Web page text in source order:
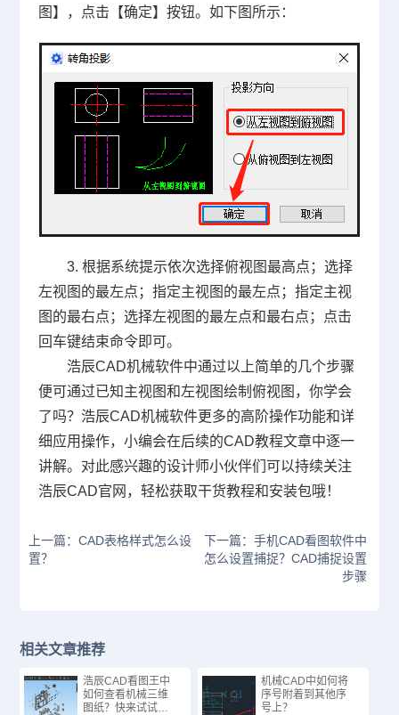
图】，点击【确定】按钮。如下图所示：
3. 根据系统提示依次选择俯视图最高点；选择
左视图的最左点；指定主视图的最左点；指定主视
图的最右点；选择左视图的最左点和最右点；点击
回车键结束命令即可。
浩辰CAD机械软件中通过以上简单的几个步骤
便可通过已知主视图和左视图绘制俯视图，你学会
了吗？浩辰CAD机械软件更多的高阶操作功能和详
细应用操作，小编会在后续的CAD教程文章中逐一
讲解。对此感兴趣的设计师小伙伴们可以持续关注
浩辰CAD官网 ，轻松获取干货教程和安装包哦！
上一篇：CAD表格样式怎么设
置？
下一篇：手机CAD看图软件中
怎么设置捕捉？CAD捕捉设置
步骤
相关文章推荐
浩辰CAD看图王中
如何查看机械三维
图纸？快来试试这
机械CAD中如何将
序号附着到其他序
号上？